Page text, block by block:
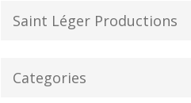
Saint Léger Productions
Categories